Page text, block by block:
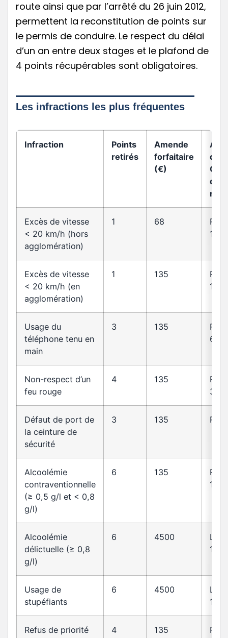
route ainsi que par l’arrêté du 26 juin 2012,
permettent la reconstitution de points sur
le permis de conduire. Le respect du délai
d’un an entre deux stages et le plafond de
4 points récupérables sont obligatoires.
Les infractions les plus fréquentes
Infraction
Points
retirés
Amende
forfaitaire
(€)
du
de la
Excès de vitesse
< 20 km/h (hors
agglomération)
1 68
14
Excès de vitesse
< 20 km/h (en
agglomération)
1 135
14
Usage du
téléphone tenu en
main
3 135
6-1
Non-respect d’un
feu rouge
4 135
30
Défaut de port de
la ceinture de
sécurité
3 135
Alcoolémie
contraventionnelle
(≥ 0,5 g/l et < 0,8
g/l)
6 135
1
Alcoolémie
délictuelle (≥ 0,8
g/l)
6 4500
1
Usage de
stupéfiants
6 4500
1
Refus de priorité 4 135